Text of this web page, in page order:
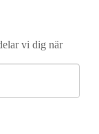
vi dig när